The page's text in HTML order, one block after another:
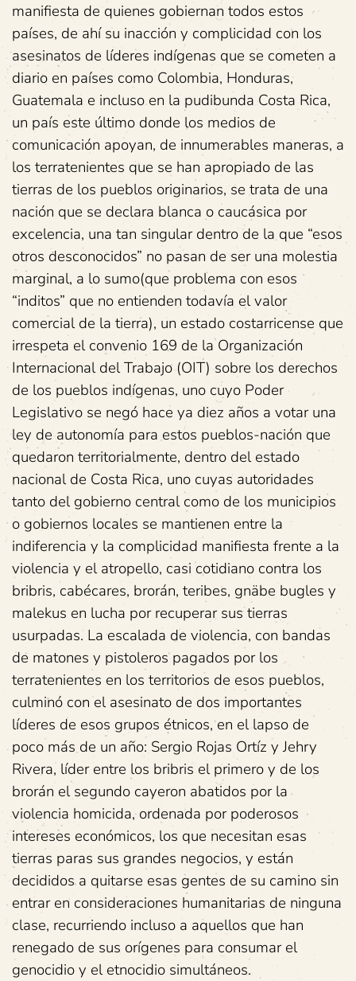
manifiesta de quienes gobiernan todos estos
países, de ahí su inacción y complicidad con los
asesinatos de líderes indígenas que se cometen a
diario en países como Colombia, Honduras,
Guatemala e incluso en la pudibunda Costa Rica,
un país este último donde los medios de
comunicación apoyan, de innumerables maneras, a
los terratenientes que se han apropiado de las
tierras de los pueblos originarios, se trata de una
nación que se declara blanca o caucásica por
excelencia, una tan singular dentro de la que “esos
otros desconocidos” no pasan de ser una molestia
marginal, a lo sumo(que problema con esos
“inditos” que no entienden todavía el valor
comercial de la tierra), un estado costarricense que
irrespeta el convenio 169 de la Organización
Internacional del Trabajo (OIT) sobre los derechos
de los pueblos indígenas, uno cuyo Poder
Legislativo se negó hace ya diez años a votar una
ley de autonomía para estos pueblos-nación que
quedaron territorialmente, dentro del estado
nacional de Costa Rica, uno cuyas autoridades
tanto del gobierno central como de los municipios
o gobiernos locales se mantienen entre la
indiferencia y la complicidad manifiesta frente a la
violencia y el atropello, casi cotidiano contra los
bribris, cabécares, brorán, teribes, gnäbe bugles y
malekus en lucha por recuperar sus tierras
usurpadas. La escalada de violencia, con bandas
de matones y pistoleros pagados por los
terratenientes en los territorios de esos pueblos,
culminó con el asesinato de dos importantes
líderes de esos grupos étnicos, en el lapso de
poco más de un año: Sergio Rojas Ortíz y Jehry
Rivera, líder entre los bribris el primero y de los
brorán el segundo cayeron abatidos por la
violencia homicida, ordenada por poderosos
intereses económicos, los que necesitan esas
tierras paras sus grandes negocios, y están
decididos a quitarse esas gentes de su camino sin
entrar en consideraciones humanitarias de ninguna
clase, recurriendo incluso a aquellos que han
renegado de sus orígenes para consumar el
genocidio y el etnocidio simultáneos.